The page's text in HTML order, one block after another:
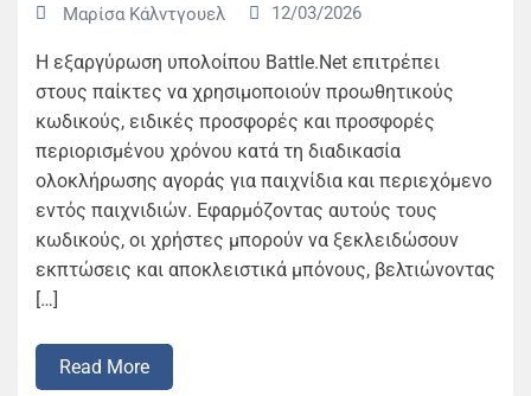
Μαρίσα Κάλντγουελ 12/03/2026
Η εξαργύρωση υπολοίπου Battle.Net επιτρέπει
στους παίκτες να χρησιμοποιούν προωθητικούς
κωδικούς, ειδικές προσφορές και προσφορές
περιορισμένου χρόνου κατά τη διαδικασία
ολοκλήρωσης αγοράς για παιχνίδια και περιεχόμενο
εντός παιχνιδιών. Εφαρμόζοντας αυτούς τους
κωδικούς, οι χρήστες μπορούν να ξεκλειδώσουν
εκπτώσεις και αποκλειστικά μπόνους, βελτιώνοντας
[…]
Read More